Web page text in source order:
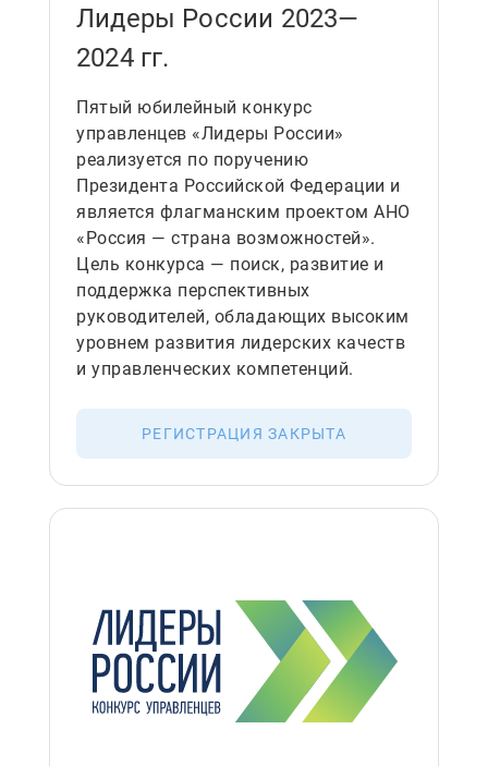
Лидеры России 2023—
2024 гг.
Пятый юбилейный конкурс
управленцев «Лидеры России»
реализуется по поручению
Президента Российской Федерации и
является флагманским проектом АНО
«Россия — страна возможностей».
Цель конкурса — поиск, развитие и
поддержка перспективных
руководителей, обладающих высоким
уровнем развития лидерских качеств
и управленческих компетенций.
РЕГИСТРАЦИЯ ЗАКРЫТА